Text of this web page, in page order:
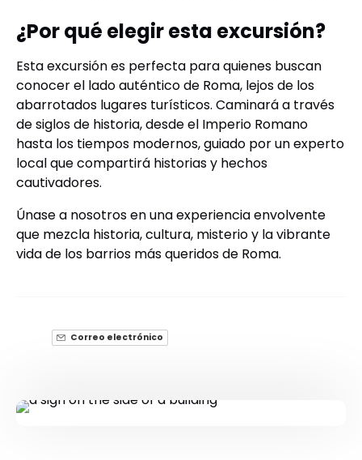
¿Por qué elegir esta excursión?
Esta excursión es perfecta para quienes buscan
conocer el lado auténtico de Roma, lejos de los
abarrotados lugares turísticos. Caminará a través
de siglos de historia, desde el Imperio Romano
hasta los tiempos modernos, guiado por un experto
local que compartirá historias y hechos
cautivadores.
Únase a nosotros en una experiencia envolvente
que mezcla historia, cultura, misterio y la vibrante
vida de los barrios más queridos de Roma.
Correo electrónico